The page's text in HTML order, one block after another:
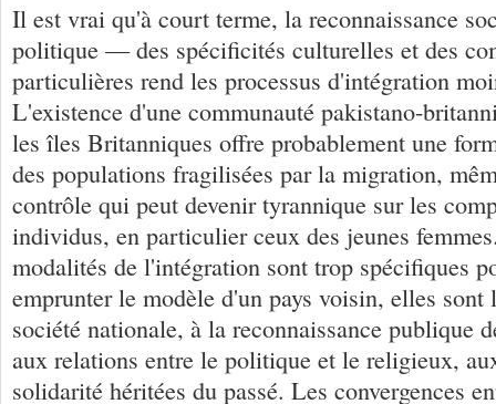
Il est vrai qu'à court terme, la reconnaissance
politique — des spécificités culturelles et des
particulières rend les processus d'intégration
L'existence d'une communauté pakistano-
les îles Britanniques offre probablement une
des populations fragilisées par la migration,
contrôle qui peut devenir tyrannique sur les
individus, en particulier ceux des jeunes
modalités de l'intégration sont trop spécifiques
emprunter le modèle d'un pays voisin, elles
société nationale, à la reconnaissance publique
aux relations entre le politique et le religieux,
solidarité héritées du passé. Les convergences